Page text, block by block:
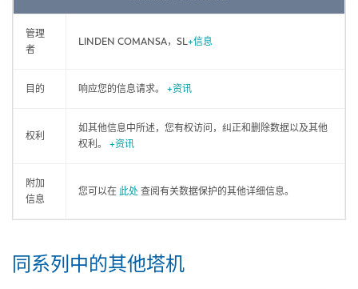
管理
者
LINDEN COMANSA，SL+信息
目的 响应您的信息请求。 +资讯
权利
如其他信息中所述，您有权访问，纠正和删除数据以及其他
权利。 +资讯
附加
信息
您可以在 此处 查阅有关数据保护的其他详细信息。
同系列中的其他塔机